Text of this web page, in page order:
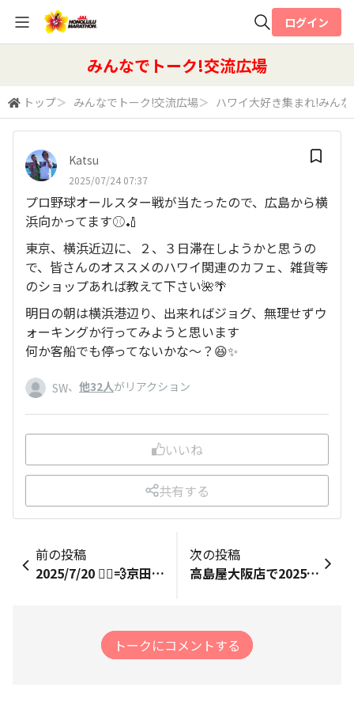
検索
ログイン
みんなでトーク!交流広場
トップ＞ みんなでトーク!交流広場＞ ハワイ大好き集まれ!みん
Katsu
2025/07/24 07:37
プロ野球オールスター戦が当たったので、広島から横
浜向かってます⚾️🏏
東京、横浜近辺に、２、３日滞在しようかと思うの
で、皆さんのオススメのハワイ関連のカフェ、雑貨等
のショップあれば教えて下さい🌺🌴
明日の朝は横浜港辺り、出来ればジョグ、無理せずウ
ォーキングか行ってみようと思います
何か客船でも停ってないかな〜？😆✨
SW、 他32人がリアクション
いいね
共有する
前の投稿
2025/7/20 🏃‍♀️💨京田辺走ろう会🏃‍♂️💨 ひっさしぶりの参加。走れるかドキドキ💓 会の皆さんの元気をもらい、頑張る😤 8:30集合。私はバスの始発に乗り、30分時間を潰していたのですが、他の方は『甘南備山まで走ってきた」😳😳😳😳😳「７時に来てひとっ走りしてきた。涼しいから」😳😳😳😳😳皆さんおかしい😆😆😆 今日は無理をせずに「流れ橋」まで。8.45km。 木津川堤防の上は日を遮るものが何もなし。草いきれ🌿とアスファルトの照り返し🌞風がなんとか応援してくれてた🌪️📣 水は1.5ℓ飲み切る💦 帰ってから体重測ったら2kg減ってた。 ホノルルフルマラソンに向けて頑張る😤 その前に、ハーフ、フルが控えてます🏃‍♀️💨
次の投稿
高島屋大阪店で2025年7月23日(水)から28日(月)まで「Fresh！Fun！HAWAIʻI」が開催されます。 京都店では7月30日(水)から8月5日(火)まで。 私の知り合いの店（アイカネコーヒー）も出店してます。
トークにコメントする